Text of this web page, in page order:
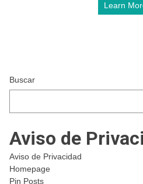
Learn
Buscar
Aviso de
Aviso de Privacidad
Homepage
Pin Posts